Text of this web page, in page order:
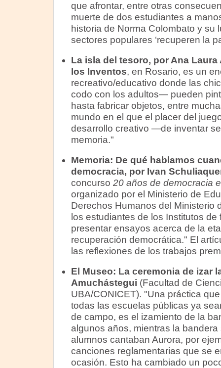
que afrontar, entre otras
muerte de dos estudiantes a
historia de Norma Colombato y su
sectores populares ‘recuperen la
La isla del tesoro, por Ana
los Inventos, en Rosario, es un
recreativo/educativo donde las
codo con los adultos— pueden
hasta fabricar objetos, entre
mundo en el que el placer del
desarrollo creativo —de inventar
memoria."
Memoria: De qué hablamos
democracia, por Ivan
concurso 20 años de democracia
organizado por el Ministerio de
Derechos Humanos del
los estudiantes de los Institutos
presentar ensayos acerca de la
recuperación democrática." El
las reflexiones de los trabajos
El Museo: La ceremonia de izar
Amuchástegui (Facultad de
UBA/CONICET). "Una práctica
todas las escuelas públicas ya
de campo, es el izamiento de la
algunos años, mientras la
alumnos cantaban Aurora, por
canciones reglamentarias que se
ocasión. Esto ha cambiado un